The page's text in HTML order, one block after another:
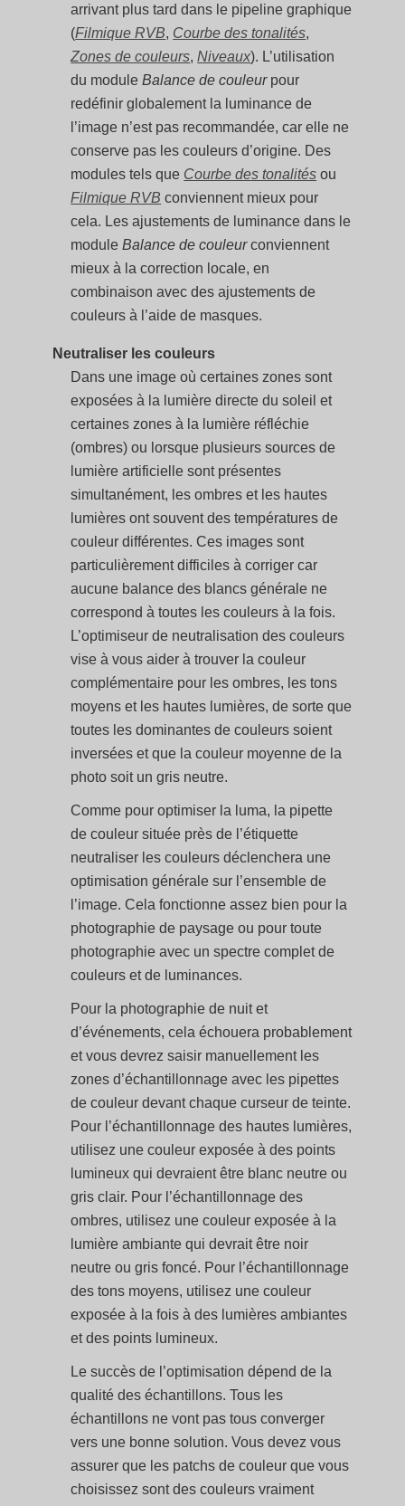
arrivant plus tard dans le pipeline graphique
(Filmique RVB, Courbe des tonalités,
Zones de couleurs,Niveaux). L’utilisation
du moduleBalance de couleurpour
redéfinir globalement la luminance de
l’image n’est pas recommandée, car elle ne
conserve pas les couleurs d’origine. Des
modules tels que Courbe des tonalités ou
Filmique RVB conviennent mieux pour
cela. Les ajustements de luminance dans le
moduleBalance de couleurconviennent
mieux à la correction locale, en
combinaison avec des ajustements de
couleurs à l’aide de masques.
Neutraliser les couleurs
Dans une image où certaines zones sont
exposées à la lumière directe du soleil et
certaines zones à la lumière réfléchie
(ombres) ou lorsque plusieurs sources de
lumière artificielle sont présentes
simultanément, les ombres et les hautes
lumières ont souvent des températures de
couleur différentes. Ces images sont
particulièrement difficiles à corriger car
aucune balance des blancs générale ne
correspond à toutes les couleurs à la fois.
L’optimiseur de neutralisation des couleurs
vise à vous aider à trouver la couleur
complémentaire pour les ombres, les tons
moyens et les hautes lumières, de sorte que
toutes les dominantes de couleurs soient
inversées et que la couleur moyenne de la
photo soit un gris neutre.
Comme pour optimiser la luma, la pipette
de couleur située près de l’étiquette
neutraliser les couleurs déclenchera une
optimisation générale sur l’ensemble de
l’image. Cela fonctionne assez bien pour la
photographie de paysage ou pour toute
photographie avec un spectre complet de
couleurs et de luminances.
Pour la photographie de nuit et
d’événements, cela échouera probablement
et vous devrez saisir manuellement les
zones d’échantillonnage avec les pipettes
de couleur devant chaque curseur de teinte.
Pour l’échantillonnage des hautes lumières,
utilisez une couleur exposée à des points
lumineux qui devraient être blanc neutre ou
gris clair. Pour l’échantillonnage des
ombres, utilisez une couleur exposée à la
lumière ambiante qui devrait être noir
neutre ou gris foncé. Pour l’échantillonnage
des tons moyens, utilisez une couleur
exposée à la fois à des lumières ambiantes
et des points lumineux.
Le succès de l’optimisation dépend de la
qualité des échantillons. Tous les
échantillons ne vont pas tous converger
vers une bonne solution. Vous devez vous
assurer que les patchs de couleur que vous
choisissez sont des couleurs vraiment